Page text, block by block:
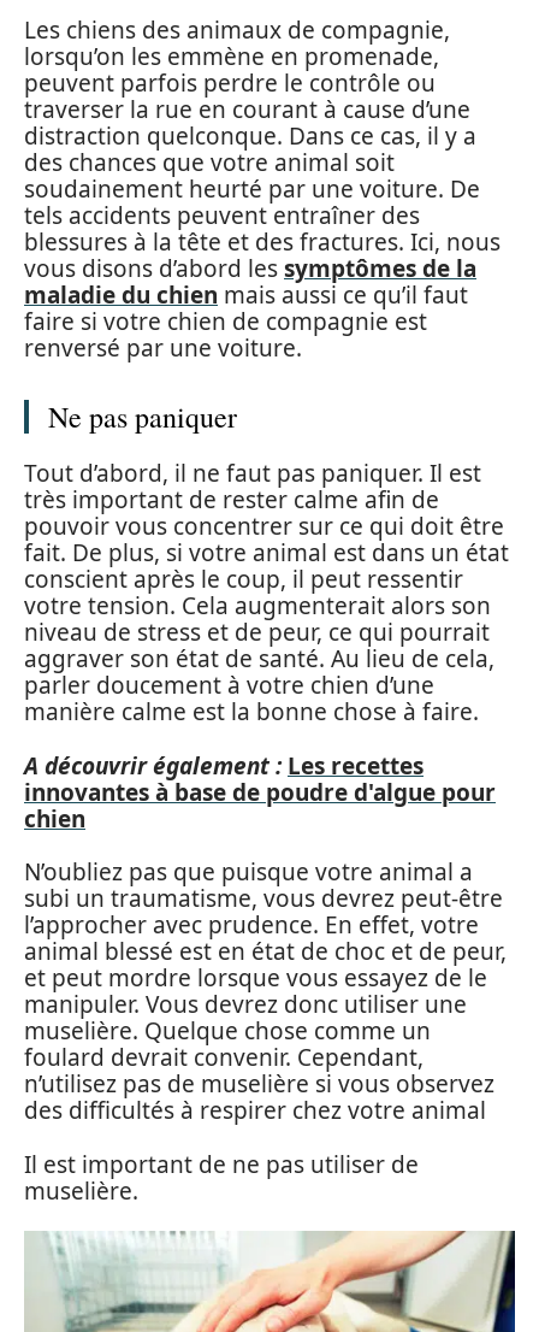
Les chiens des animaux de compagnie,
lorsqu’on les emmène en promenade,
peuvent parfois perdre le contrôle ou
traverser la rue en courant à cause d’une
distraction quelconque. Dans ce cas, il y a
des chances que votre animal soit
soudainement heurté par une voiture. De
tels accidents peuvent entraîner des
blessures à la tête et des fractures. Ici, nous
vous disons d’abord lessymptômes de la
maladie du chien mais aussi ce qu’il faut
faire si votre chien de compagnie est
renversé par une voiture.
Ne pas paniquer
Tout d’abord, il ne faut pas paniquer. Il est
très important de rester calme afin de
pouvoir vous concentrer sur ce qui doit être
fait. De plus, si votre animal est dans un état
conscient après le coup, il peut ressentir
votre tension. Cela augmenterait alors son
niveau de stress et de peur, ce qui pourrait
aggraver son état de santé. Au lieu de cela,
parler doucement à votre chien d’une
manière calme est la bonne chose à faire.
A découvrir également : Les recettes
innovantes à base de poudre d'algue pour
chien
N’oubliez pas que puisque votre animal a
subi un traumatisme, vous devrez peut-être
l’approcher avec prudence. En effet, votre
animal blessé est en état de choc et de peur,
et peut mordre lorsque vous essayez de le
manipuler. Vous devrez donc utiliser une
muselière. Quelque chose comme un
foulard devrait convenir. Cependant,
n’utilisez pas de muselière si vous observez
des difficultés à respirer chez votre animal
Il est important de ne pas utiliser de
muselière.